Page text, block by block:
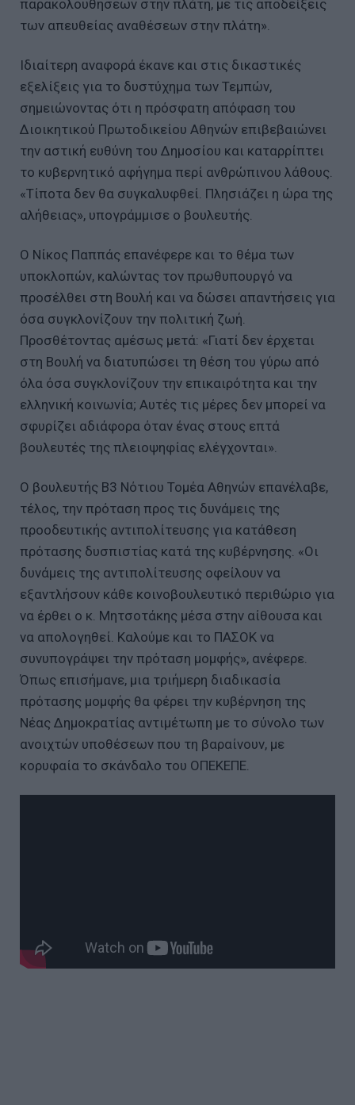
παρακολουθήσεων στην πλάτη, με τις αποδείξεις
των απευθείας αναθέσεων στην πλάτη».
Ιδιαίτερη αναφορά έκανε και στις δικαστικές
εξελίξεις για το δυστύχημα των Τεμπών,
σημειώνοντας ότι η πρόσφατη απόφαση του
Διοικητικού Πρωτοδικείου Αθηνών επιβεβαιώνει
την αστική ευθύνη του Δημοσίου και καταρρίπτει
το κυβερνητικό αφήγημα περί ανθρώπινου λάθους.
«Τίποτα δεν θα συγκαλυφθεί. Πλησιάζει η ώρα της
αλήθειας», υπογράμμισε ο βουλευτής.
Ο Νίκος Παππάς επανέφερε και το θέμα των
υποκλοπών, καλώντας τον πρωθυπουργό να
προσέλθει στη Βουλή και να δώσει απαντήσεις για
όσα συγκλονίζουν την πολιτική ζωή.
Προσθέτοντας αμέσως μετά: «Γιατί δεν έρχεται
στη Βουλή να διατυπώσει τη θέση του γύρω από
όλα όσα συγκλονίζουν την επικαιρότητα και την
ελληνική κοινωνία; Αυτές τις μέρες δεν μπορεί να
σφυρίζει αδιάφορα όταν ένας στους επτά
βουλευτές της πλειοψηφίας ελέγχονται».
Ο βουλευτής Β3 Νότιου Τομέα Αθηνών επανέλαβε,
τέλος, την πρόταση προς τις δυνάμεις της
προοδευτικής αντιπολίτευσης για κατάθεση
πρότασης δυσπιστίας κατά της κυβέρνησης. «Οι
δυνάμεις της αντιπολίτευσης οφείλουν να
εξαντλήσουν κάθε κοινοβουλευτικό περιθώριο για
να έρθει ο κ. Μητσοτάκης μέσα στην αίθουσα και
να απολογηθεί. Καλούμε και το ΠΑΣΟΚ να
συνυπογράψει την πρόταση μομφής», ανέφερε.
Όπως επισήμανε, μια τριήμερη διαδικασία
πρότασης μομφής θα φέρει την κυβέρνηση της
Νέας Δημοκρατίας αντιμέτωπη με το σύνολο των
ανοιχτών υποθέσεων που τη βαραίνουν, με
κορυφαία το σκάνδαλο του ΟΠΕΚΕΠΕ.